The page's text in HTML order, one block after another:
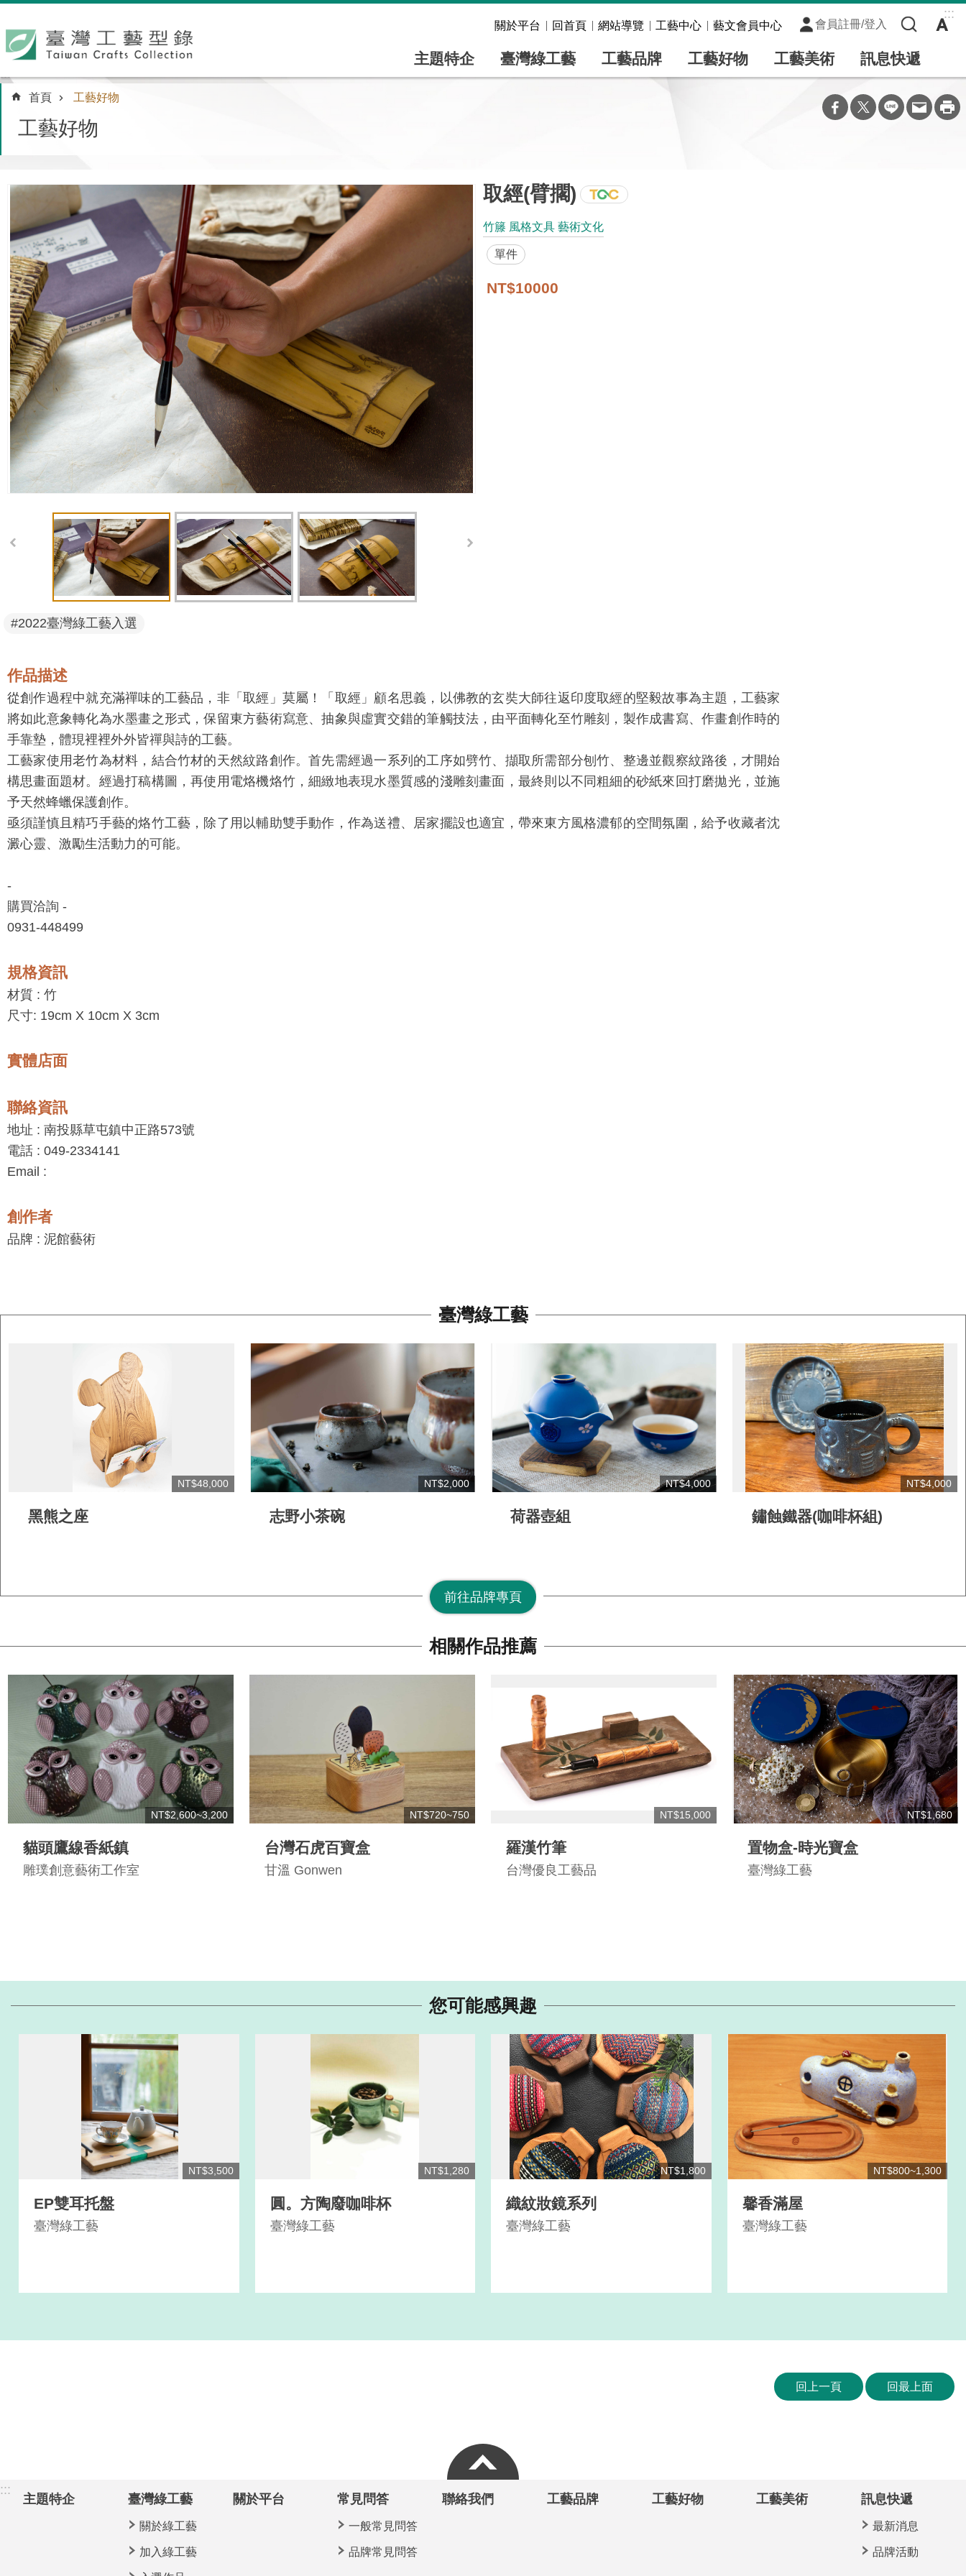
:::
關於平台 回首頁 網站導覽 工藝中心 藝文會員中心 會員註冊/登入
主題特企 臺灣綠工藝 工藝品牌 工藝好物 工藝美術 訊息快遞
:::
首頁 工藝好物
工藝好物
取經(臂擱)
竹籐 風格文具 藝術文化
單件
NT$10000
#2022臺灣綠工藝入選
作品描述
從創作過程中就充滿禪味的工藝品，非「取經」莫屬！「取經」顧名思義，以佛教的玄奘大師往返印度取經的堅毅故事為主題，工藝家
將如此意象轉化為水墨畫之形式，保留東方藝術寫意、抽象與虛實交錯的筆觸技法，由平面轉化至竹雕刻，製作成書寫、作畫創作時的
手靠墊，體現裡裡外外皆禪與詩的工藝。
工藝家使用老竹為材料，結合竹材的天然紋路創作。首先需經過一系列的工序如劈竹、擷取所需部分刨竹、整邊並觀察紋路後，才開始
構思畫面題材。經過打稿構圖，再使用電烙機烙竹，細緻地表現水墨質感的淺雕刻畫面，最終則以不同粗細的砂紙來回打磨拋光，並施
予天然蜂蠟保護創作。
亟須謹慎且精巧手藝的烙竹工藝，除了用以輔助雙手動作，作為送禮、居家擺設也適宜，帶來東方風格濃郁的空間氛圍，給予收藏者沈
澱心靈、激勵生活動力的可能。
-
購買洽詢 -
0931-448499
規格資訊
材質 : 竹
尺寸: 19cm X 10cm X 3cm
實體店面
聯絡資訊
地址 : 南投縣草屯鎮中正路573號
電話 : 049-2334141
Email :
創作者
品牌 : 泥館藝術
臺灣綠工藝
NT$48,000
黑熊之座
NT$2,000
志野小茶碗
NT$4,000
荷器壺組
NT$4,000
鏽蝕鐵器(咖啡杯組)
前往品牌專頁
相關作品推薦
NT$2,600~3,200
貓頭鷹線香紙鎮
雕璞創意藝術工作室
NT$720~750
台灣石虎百寶盒
甘溫 Gonwen
NT$15,000
羅漢竹筆
台灣優良工藝品
NT$1,680
置物盒-時光寶盒
臺灣綠工藝
您可能感興趣
NT$3,500
EP雙耳托盤
臺灣綠工藝
NT$1,280
圓。方陶廢咖啡杯
臺灣綠工藝
NT$1,800
織紋妝鏡系列
臺灣綠工藝
NT$800~1,300
馨香滿屋
臺灣綠工藝
回上一頁 回最上面
:::
主題特企 臺灣綠工藝
關於綠工藝
加入綠工藝
關於平台 常見問答
一般常見問答
品牌常見問答
聯絡我們 工藝品牌 工藝好物 工藝美術 訊息快遞
最新消息
品牌活動